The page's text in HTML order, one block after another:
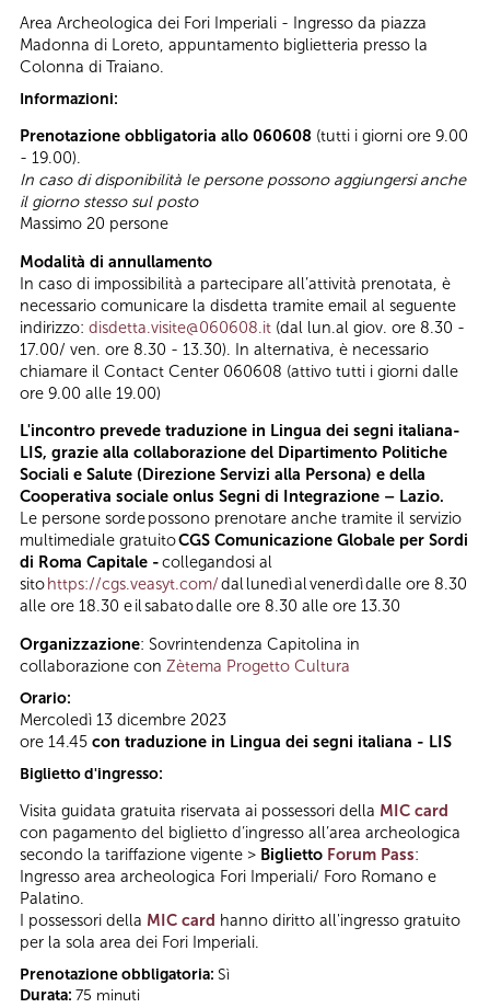
Area Archeologica dei Fori Imperiali - Ingresso da piazza
Madonna di Loreto, appuntamento biglietteria presso la
Colonna di Traiano.
Informazioni:
Prenotazione obbligatoria allo 060608 (tutti i giorni ore 9.00
- 19.00).
In caso di disponibilità le persone possono aggiungersi anche
il giorno stesso sul posto
Massimo 20 persone
Modalità di annullamento
In caso di impossibilità a partecipare all’attività prenotata, è
necessario comunicare la disdetta tramite email al seguente
indirizzo: disdetta.visite@060608.it (dal lun.al giov. ore 8.30 -
17.00/ ven. ore 8.30 - 13.30). In alternativa, è necessario
chiamare il Contact Center 060608 (attivo tutti i giorni dalle
ore 9.00 alle 19.00)
L'incontro prevede traduzione in Lingua dei segni italiana-
LIS, grazie alla collaborazione del Dipartimento Politiche
Sociali e Salute (Direzione Servizi alla Persona) e della
Cooperativa sociale onlus Segni di Integrazione – Lazio.
Le persone sorde possono prenotare anche tramite il servizio
multimediale gratuitoCGS Comunicazione Globale per Sordi
di Roma Capitale -collegandosi al
sitohttps://cgs.veasyt.com/dal lunedì al venerdì dalle ore 8.30
alle ore 18.30 e il sabato dalle ore 8.30 alle ore 13.30
Organizzazione: Sovrintendenza Capitolina in
collaborazione con Zètema Progetto Cultura
Orario:
Mercoledì 13 dicembre 2023
ore 14.45 con traduzione in Lingua dei segni italiana - LIS
Biglietto d'ingresso:
Visita guidata gratuita riservata ai possessori della MIC card
con pagamento del biglietto d’ingresso all’area archeologica
secondo la tariffazione vigente > Biglietto Forum Pass:
Ingresso area archeologica Fori Imperiali/ Foro Romano e
Palatino.
I possessori della MIC card hanno diritto all'ingresso gratuito
per la sola area dei Fori Imperiali.
Prenotazione obbligatoria: Sì
Durata: 75 minuti